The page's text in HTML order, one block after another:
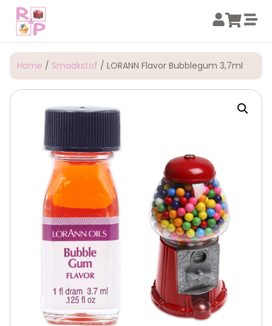
Home / Smaakstof / LORANN Flavor Bubblegum 3,7ml